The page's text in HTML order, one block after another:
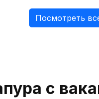
Посмотреть
с